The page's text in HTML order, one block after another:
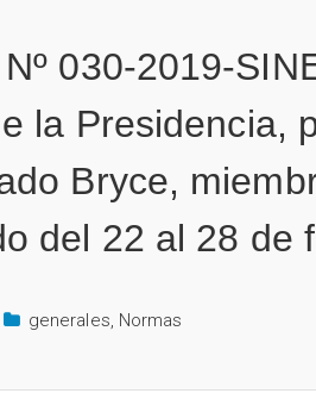
030-2019-
la Presidencia,
Bryce,
del 22 al 28 de
generales, Normas